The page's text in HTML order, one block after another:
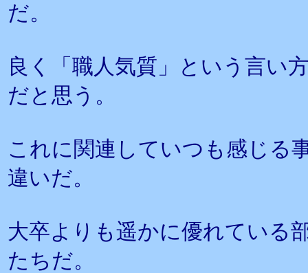
だ。
良く「職人気質」という言い
だと思う。
これに関連していつも感じる
違いだ。
大卒よりも遥かに優れている
たちだ。